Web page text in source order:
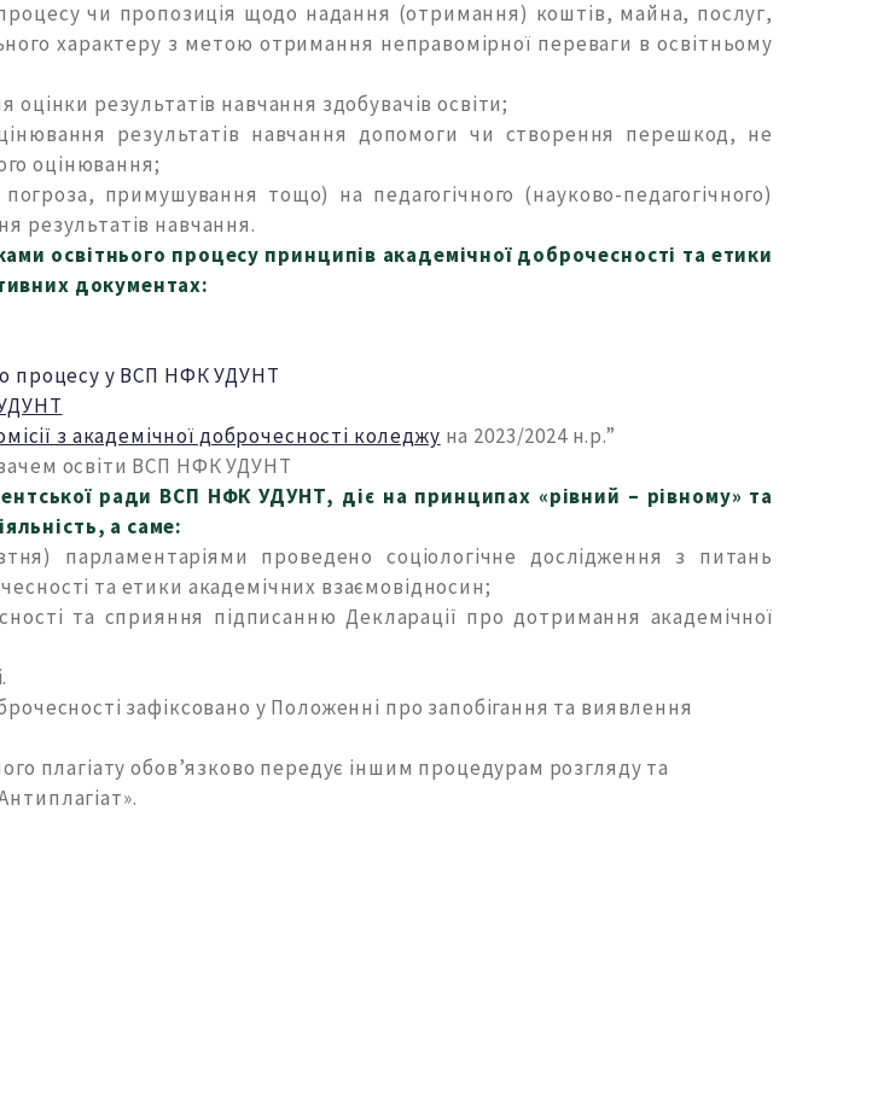
чи пропозиція щодо надання (отримання) коштів, майна, послуг,
характеру з метою отримання неправомірної переваги в освітньому
результатів навчання здобувачів освіти;
результатів навчання допомоги чи створення перешкод, не
оцінювання;
примушування тощо) на педагогічного (науково-педагогічного)
результатів навчання.
освітнього процесу принципів академічної доброчесності та етики
документах:
процесу у ВСП НФК УДУНТ
з академічної доброчесності коледжу на 2023/2024 н.р.”
освіти ВСП НФК УДУНТ
ради ВСП НФК УДУНТ, діє на принципах «рівний – рівному» та
а саме:
парламентаріями проведено соціологічне дослідження з питань
та етики академічних взаємовідносин;
та сприяння підписанню Декларації про дотримання академічної
зафіксовано у Положенні про запобігання та виявлення
плагіату обов’язково передує іншим процедурам розгляду та